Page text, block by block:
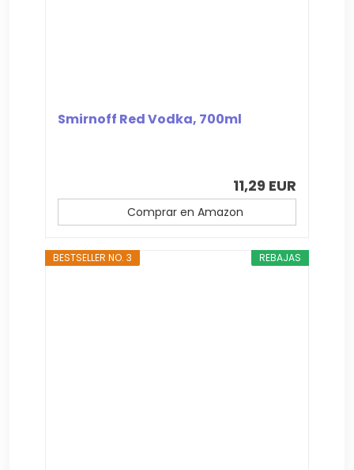
Smirnoff Red Vodka, 700ml
11,29 EUR
Comprar en Amazon
REBAJAS
BESTSELLER NO. 3